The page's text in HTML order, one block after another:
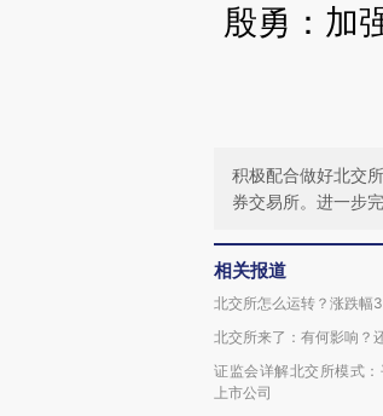
殷勇：加
积极配合做好北交
券交易所。进一步
相关报道
北交所怎么运转？涨跌幅
北交所来了：有何影响？
证监会详解北交所模式
上市公司